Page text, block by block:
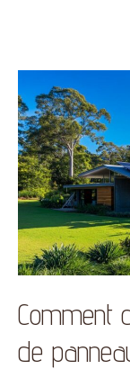
Comment
de